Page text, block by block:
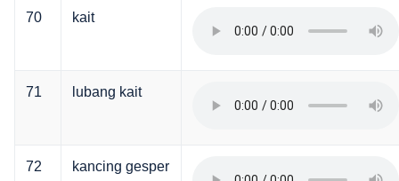
70 kait
71 lubang kait
72 kancing gesper